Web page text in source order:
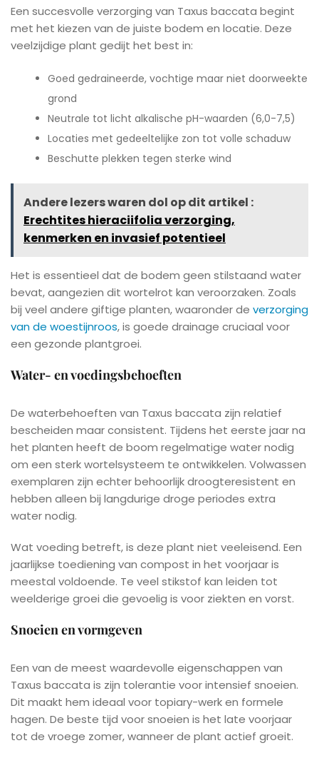
Een succesvolle verzorging van Taxus baccata begint
met het kiezen van de juiste bodem en locatie. Deze
veelzijdige plant gedijt het best in:
Goed gedraineerde, vochtige maar niet doorweekte
grond
Neutrale tot licht alkalische pH-waarden (6,0-7,5)
Locaties met gedeeltelijke zon tot volle schaduw
Beschutte plekken tegen sterke wind
Andere lezers waren dol op dit artikel :
Erechtites hieraciifolia verzorging,
kenmerken en invasief potentieel
Het is essentieel dat de bodem geen stilstaand water
bevat, aangezien dit wortelrot kan veroorzaken. Zoals
bij veel andere giftige planten, waaronder de verzorging
van de woestijnroos, is goede drainage cruciaal voor
een gezonde plantgroei.
Water- en voedingsbehoeften
De waterbehoeften van Taxus baccata zijn relatief
bescheiden maar consistent. Tijdens het eerste jaar na
het planten heeft de boom regelmatige water nodig
om een sterk wortelsysteem te ontwikkelen. Volwassen
exemplaren zijn echter behoorlijk droogteresistent en
hebben alleen bij langdurige droge periodes extra
water nodig.
Wat voeding betreft, is deze plant niet veeleisend. Een
jaarlijkse toediening van compost in het voorjaar is
meestal voldoende. Te veel stikstof kan leiden tot
weelderige groei die gevoelig is voor ziekten en vorst.
Snoeien en vormgeven
Een van de meest waardevolle eigenschappen van
Taxus baccata is zijn tolerantie voor intensief snoeien.
Dit maakt hem ideaal voor topiary-werk en formele
hagen. De beste tijd voor snoeien is het late voorjaar
tot de vroege zomer, wanneer de plant actief groeit.